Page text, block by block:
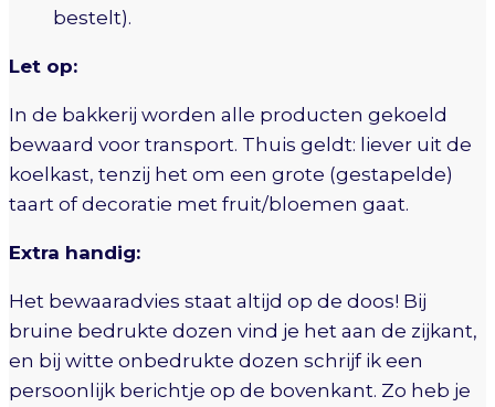
bestelt).
Let op:
In de bakkerij worden alle producten gekoeld
bewaard voor transport. Thuis geldt: liever uit de
koelkast, tenzij het om een grote (gestapelde)
taart of decoratie met fruit/bloemen gaat.
Extra handig:
Het bewaaradvies staat altijd op de doos! Bij
bruine bedrukte dozen vind je het aan de zijkant,
en bij witte onbedrukte dozen schrijf ik een
persoonlijk berichtje op de bovenkant. Zo heb je